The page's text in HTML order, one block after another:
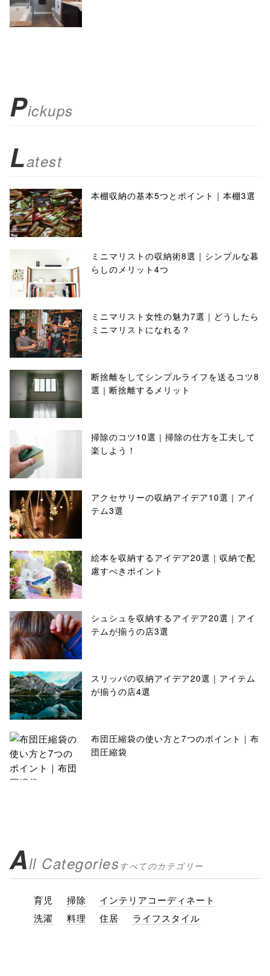
Pickups
Latest
本棚収納の基本5つとポイント｜本棚3選
ミニマリストの収納術8選｜シンプルな暮
らしのメリット4つ
ミニマリスト女性の魅力7選｜どうしたら
ミニマリストになれる？
断捨離をしてシンプルライフを送るコツ8
選｜断捨離するメリット
掃除のコツ10選｜掃除の仕方を工夫して
楽しよう！
アクセサリーの収納アイデア10選｜アイ
テム3選
絵本を収納するアイデア20選｜収納で配
慮すべきポイント
シュシュを収納するアイデア20選｜アイ
テムが揃うの店3選
スリッパの収納アイデア20選｜アイテム
が揃うの店4選
布団圧縮袋の使い方と7つのポイント｜布
団圧縮袋
All Categoriesすべてのカテゴリー
育児 掃除
インテリアコーディネート
洗濯
料理 住居 ライフスタイル